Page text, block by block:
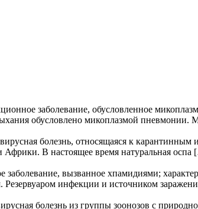
заболевание, обусловленное
обусловлено микоплазмой
болезнь, относящаяся к карантинным
Африки. В настоящее время натуральная
вызванное хпамидиями;
Резервуаром инфекции и источником
болезнь из группы зоонозов с